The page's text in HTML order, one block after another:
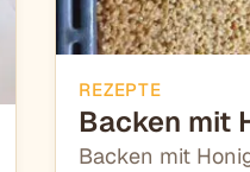
REZEPTE
Backen mit
Backen mit